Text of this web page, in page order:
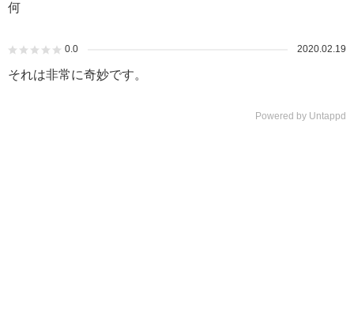
何
0.0 2020.02.19
それは非常に奇妙です。
Powered by Untappd